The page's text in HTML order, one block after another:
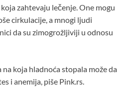
zahtevaju lečenje. One mogu
cirkulacije, a mnogi ljudi
da su zimogrožljiviji u odnosu
koja hladnoća stopala može da
i anemija, piše Pink.rs.